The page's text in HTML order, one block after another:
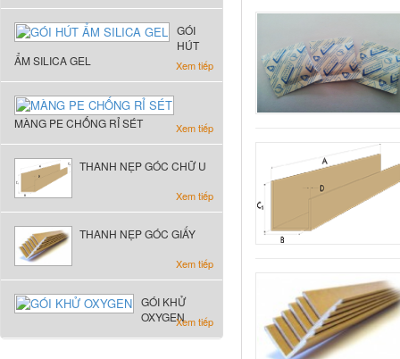
GÓI
HÚT
ẨM SILICA GEL
Xem tiếp
MÀNG PE CHỐNG RỈ SÉT Xem tiếp
THANH NẸP GÓC CHỮ U
Xem tiếp
THANH NẸP GÓC GIẤY
Xem tiếp
GÓI KHỬ
OXYGENXem tiếp